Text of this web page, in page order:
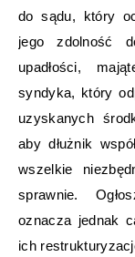
do sądu, który
jego zdolność
upadłości,
syndyka, który
uzyskanych
aby dłużnik
wszelkie
sprawnie.
oznacza jednak
ich